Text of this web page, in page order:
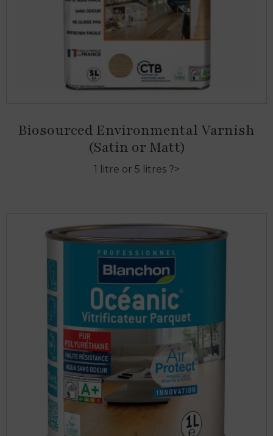
Biosourced Environmental Varnish
(Satin or Matt)
1 litre or 5 litres ?>